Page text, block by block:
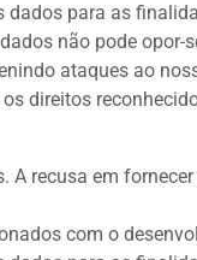
para as
não pode
ataques ao
direitos
recusa em
com o